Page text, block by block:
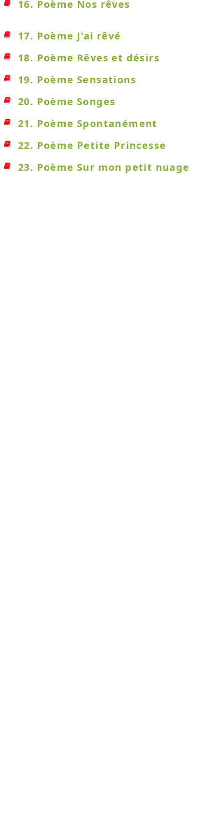
16. Poème Nos rêves
17. Poème J'ai rêvé
18. Poème Rêves et désirs
19. Poème Sensations
20. Poème Songes
21. Poème Spontanément
22. Poème Petite Princesse
23. Poème Sur mon petit nuage